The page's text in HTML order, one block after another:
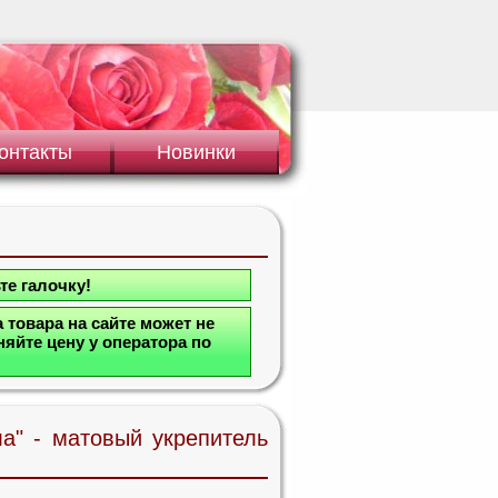
Новинки
галочку!
на сайте может не
цену у оператора по
- матовый укрепитель